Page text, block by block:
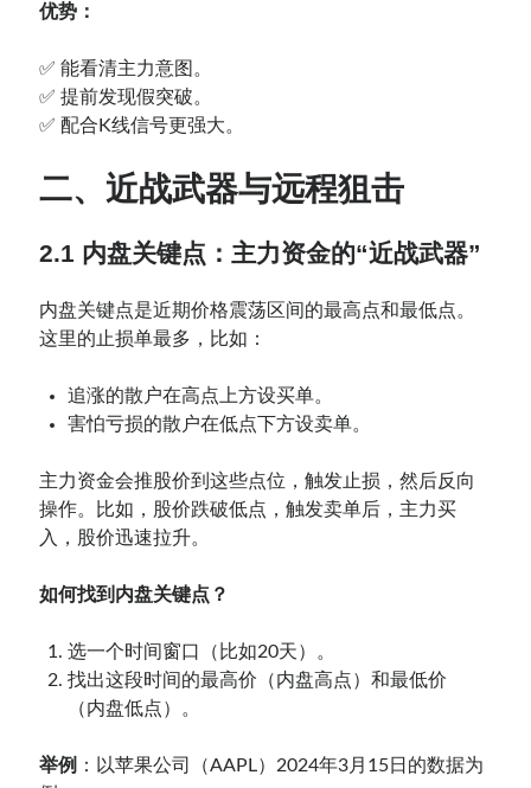
优势：
✅ 能看清主力意图。
✅ 提前发现假突破。
✅ 配合K线信号更强大。
二、近战武器与远程狙击
2.1 内盘关键点：主力资金的“近战武器”
内盘关键点是近期价格震荡区间的最高点和最低点。
这里的止损单最多，比如：
追涨的散户在高点上方设买单。
害怕亏损的散户在低点下方设卖单。
主力资金会推股价到这些点位，触发止损，然后反向
操作。比如，股价跌破低点，触发卖单后，主力买
入，股价迅速拉升。
如何找到内盘关键点？
选一个时间窗口（比如20天）。
找出这段时间的最高价（内盘高点）和最低价
（内盘低点）。
举例
：以苹果公司（AAPL）2024年3月15日的数据为